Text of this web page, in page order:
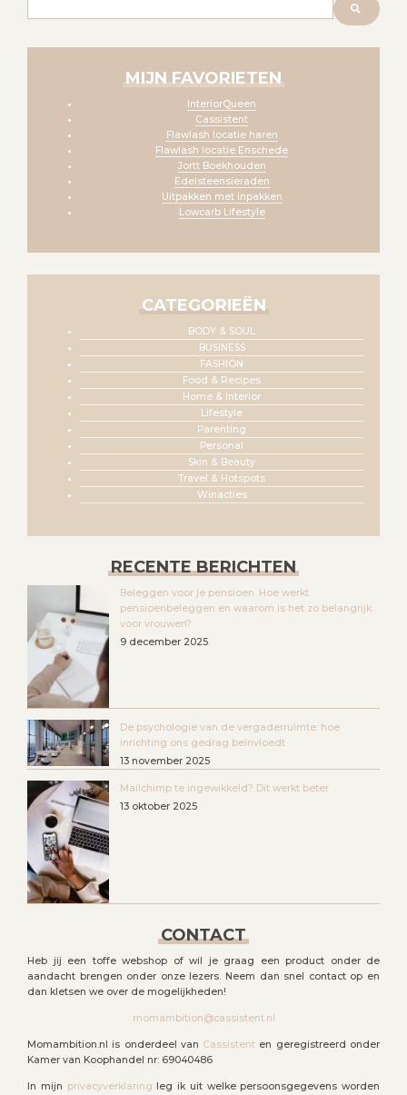
MIJN FAVORIETEN
InteriorQueen
Cassistent
Flawlash locatie haren
Flawlash locatie Enschede
Jortt Boekhouden
Edelsteensieraden
Uitpakken met inpakken
Lowcarb Lifestyle
CATEGORIEËN
BODY & SOUL
BUSINESS
FASHION
Food & Recipes
Home & Interior
Lifestyle
Parenting
Personal
Skin & Beauty
Travel & Hotspots
Winacties
RECENTE BERICHTEN
Beleggen voor je pensioen. Hoe werkt
pensioenbeleggen en waarom is het zo belangrijk
voor vrouwen?
9 december 2025
De psychologie van de vergaderruimte: hoe
inrichting ons gedrag beïnvloedt
13 november 2025
Mailchimp te ingewikkeld? Dit werkt beter
13 oktober 2025
CONTACT
Heb jij een toffe webshop of wil je graag een product onder de
aandacht brengen onder onze lezers. Neem dan snel contact op en
dan kletsen we over de mogelijkheden!
momambition@cassistent.nl
Momambition.nl is onderdeel van Cassistent en geregistreerd onder
Kamer van Koophandel nr: 69040486
In mijn privacyverklaring leg ik uit welke persoonsgegevens worden